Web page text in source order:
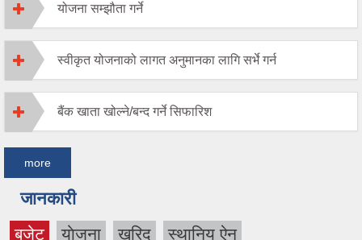
योजना सम्झौता गर्ने
स्वीकृत योजनाको लागत अनुमानका लागि सर्भे गर्न
बैंक खाता खोल्ने/बन्द गर्ने सिफारिश
more
जानकारी
बजेट याेजना खरिद स्थानिय ऐन